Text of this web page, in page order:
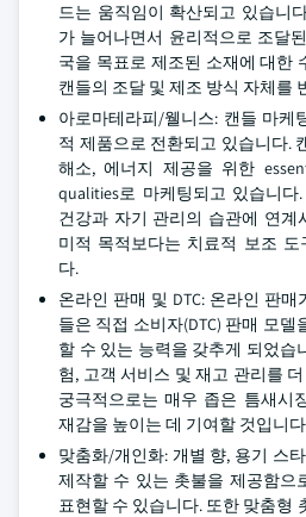
드는 움직임이 확산되고 있습니
가 늘어나면서 윤리적으로 조달
국을 목표로 제조된 소재에 대한
캔들의 조달 및 제조 방식 자체를
아로마테라피/웰니스: 캔들 마케
적 제품으로 전환되고 있습니다.
해소, 에너지 제공을 위한
qualities로 마케팅되고 있습니
건강과 자기 관리의 습관에 연계
미적 목적보다는 치료적 보조 도
다.
온라인 판매 및 DTC: 온라인 판
들은 직접 소비자(DTC) 판매 모
할 수 있는 능력을 갖추게 되었습
험, 고객 서비스 및 재고 관리를
궁극적으로는 매우 좁은 틈새시
재감을 높이는 데 기여할 것입니
맞춤화/개인화: 개별 향, 용기 스
제작할 수 있는 촛불을 제공함으
표현할 수 있습니다. 또한 맞춤형